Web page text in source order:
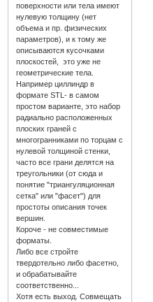
поверхности или тела имеют
нулевую толщину (нет
объема и пр. физических
параметров), и к тому же
описываются кусочками
плоскостей, это уже не
геометрические тела.
Например циллиндр в
формате STL- в самом
простом варианте, это набор
радиально расположенных
плоских граней с
многогранниками по торцам с
нулевой толщиной стенки,
часто все грани делятся на
треугольники (от сюда и
понятие "триангуляционная
сетка" или "фасет") для
простоты описания точек
вершин.
Короче - не совместимые
форматы.
Либо все стройте
твердотельно либо фасетно,
и обрабатывайте
соответственно...
Хотя есть выход. Совмещать